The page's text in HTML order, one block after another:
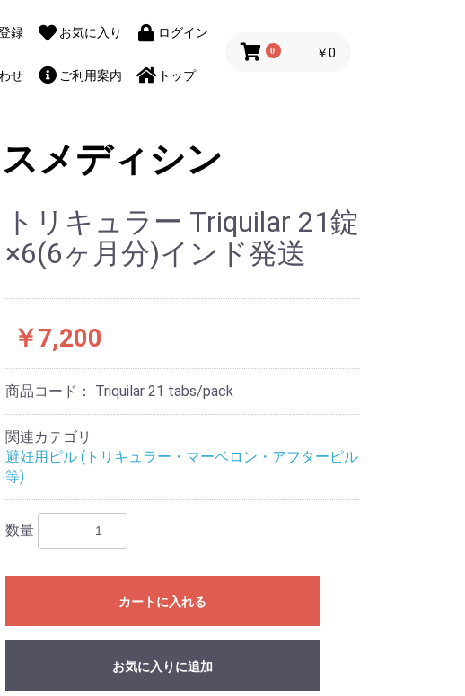
録 お気に入り ログイン
せ ご利用案内 トップ
0 ￥0
メディシン
トリキュラー Triquilar 21錠
×6(6ヶ月分)インド発送
￥7,200
商品コード： Triquilar 21 tabs/pack
関連カテゴリ
避妊用ピル (トリキュラー・マーベロン・アフターピル
等)
数量
カートに入れる
お気に入りに追加